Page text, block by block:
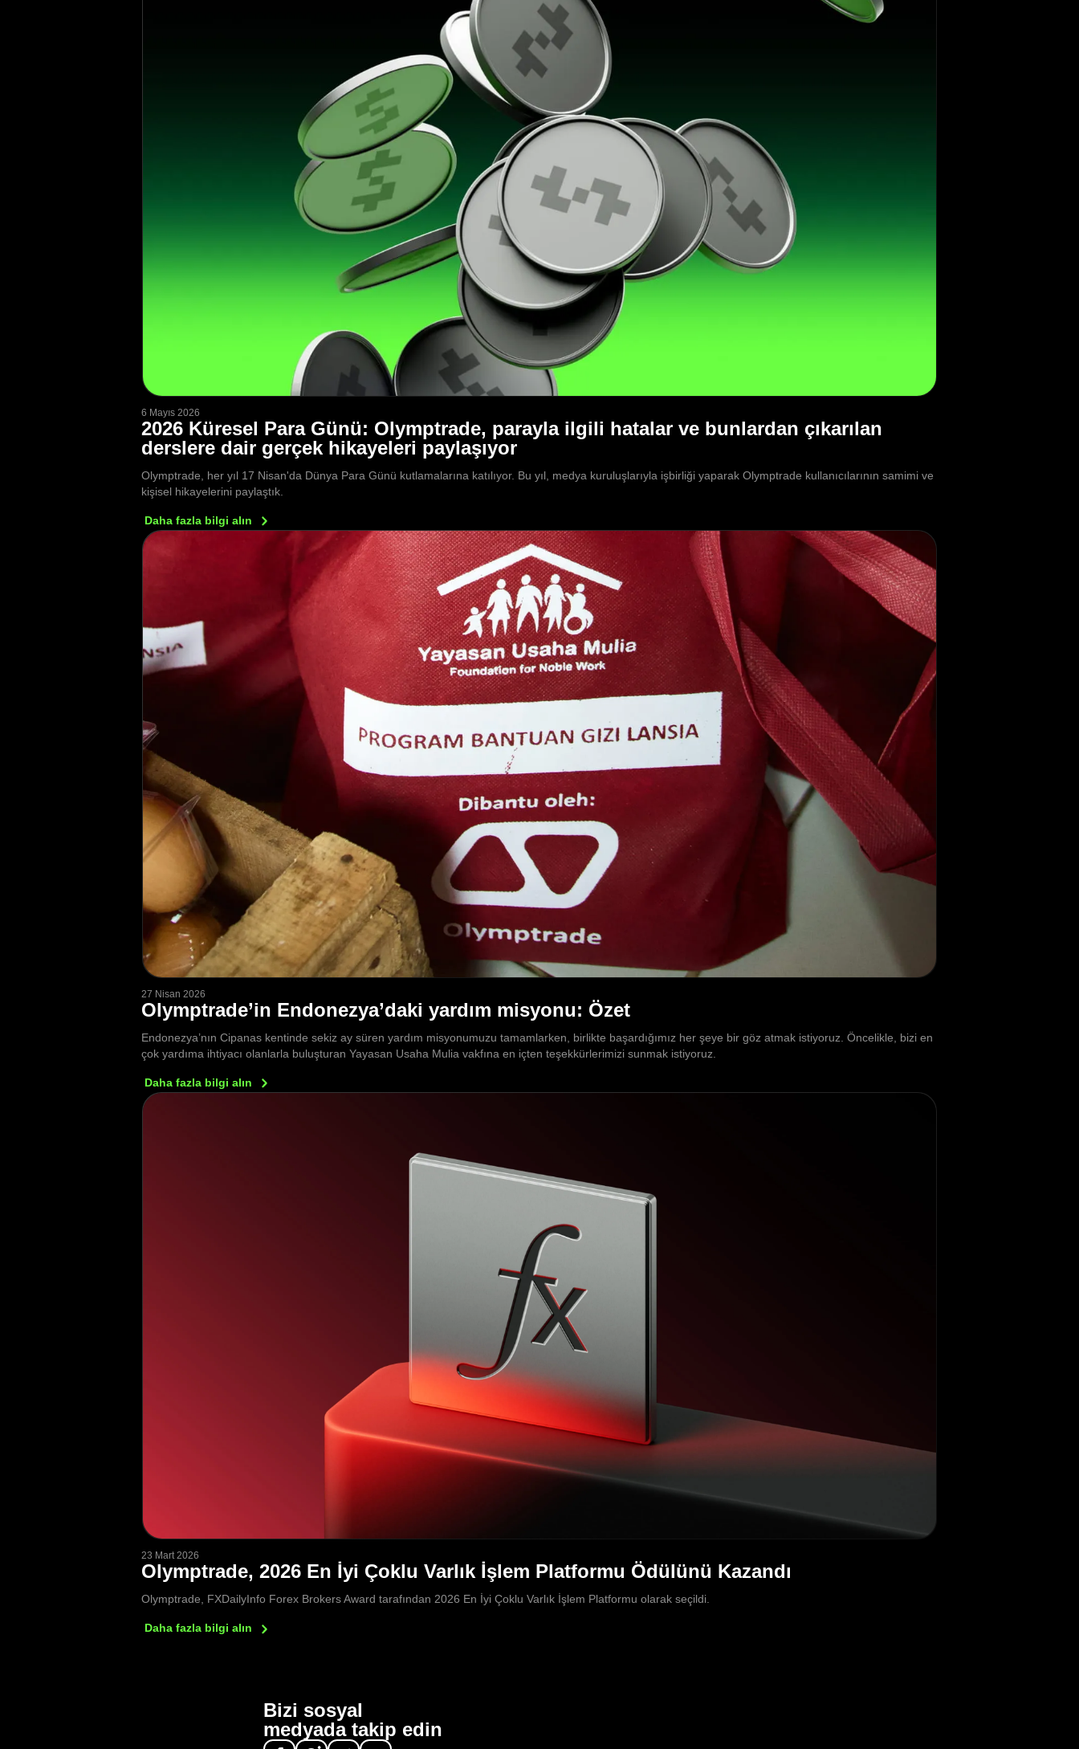
6 Mayıs 2026
2026 Küresel Para Günü: Olymptrade, parayla ilgili hatalar ve bunlardan çıkarılan
derslere dair gerçek hikayeleri paylaşıyor
Olymptrade, her yıl 17 Nisan'da Dünya Para Günü kutlamalarına katılıyor. Bu yıl, medya kuruluşlarıyla işbirliği yaparak Olymptrade kullanıcılarının samimi ve
kişisel hikayelerini paylaştık.
Daha fazla bilgi alın
27 Nisan 2026
Olymptrade’in Endonezya’daki yardım misyonu: Özet
Endonezya’nın Cipanas kentinde sekiz ay süren yardım misyonumuzu tamamlarken, birlikte başardığımız her şeye bir göz atmak istiyoruz. Öncelikle, bizi en
çok yardıma ihtiyacı olanlarla buluşturan Yayasan Usaha Mulia vakfına en içten teşekkürlerimizi sunmak istiyoruz.
Daha fazla bilgi alın
23 Mart 2026
Olymptrade, 2026 En İyi Çoklu Varlık İşlem Platformu Ödülünü Kazandı
Olymptrade, FXDailyInfo Forex Brokers Award tarafından 2026 En İyi Çoklu Varlık İşlem Platformu olarak seçildi.
Daha fazla bilgi alın
Bizi sosyal
medyada takip edin